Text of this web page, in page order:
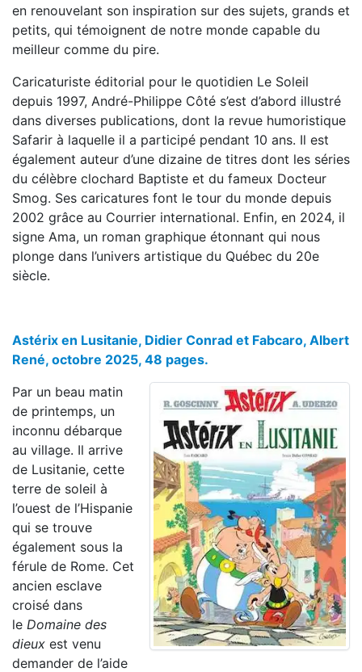
en renouvelant son inspiration sur des sujets, grands et
petits, qui témoignent de notre monde capable du
meilleur comme du pire.
Caricaturiste éditorial pour le quotidien Le Soleil
depuis 1997, André-Philippe Côté s’est d’abord illustré
dans diverses publications, dont la revue humoristique
Safarir à laquelle il a participé pendant 10 ans. Il est
également auteur d’une dizaine de titres dont les séries
du célèbre clochard Baptiste et du fameux Docteur
Smog. Ses caricatures font le tour du monde depuis
2002 grâce au Courrier international. Enfin, en 2024, il
signe Ama, un roman graphique étonnant qui nous
plonge dans l’univers artistique du Québec du 20e
siècle.
Astérix en Lusitanie, Didier Conrad et Fabcaro, Albert
René, octobre 2025, 48 pages.
Par un beau matin
de printemps, un
inconnu débarque
au village. Il arrive
de Lusitanie, cette
terre de soleil à
l’ouest de l’Hispanie
qui se trouve
également sous la
férule de Rome. Cet
ancien esclave
croisé dans
le Domaine des
dieux est venu
demander de l’aide